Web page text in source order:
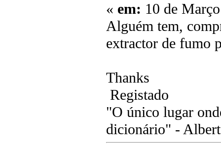
« em: 10 de
Alguém tem,
extractor de fumo
Thanks
Registado
"O único lugar
dicionário" -